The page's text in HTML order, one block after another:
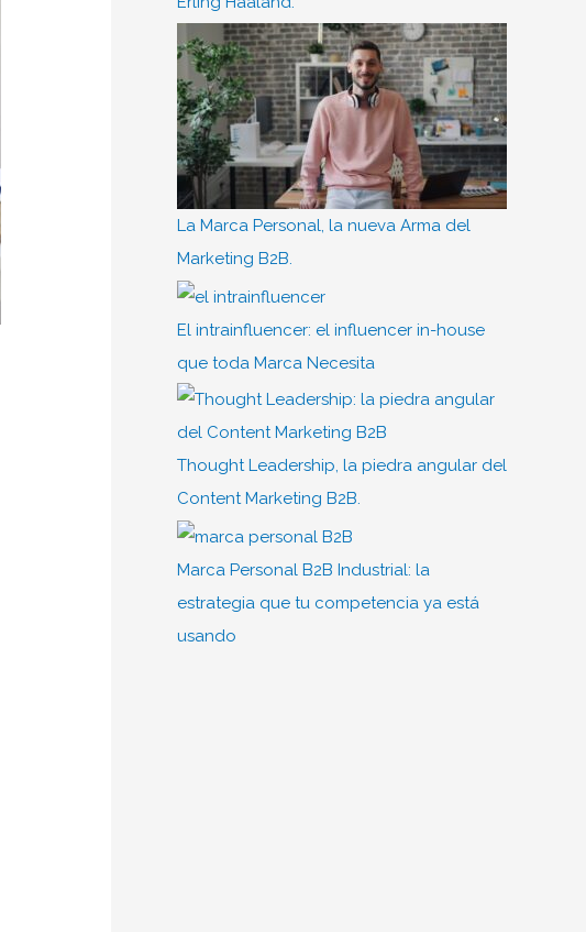
La Marca Personal, la nueva Arma del
Marketing B2B.
El intrainfluencer: el influencer in-house
que toda Marca Necesita
Thought Leadership, la piedra angular del
Content Marketing B2B.
Marca Personal B2B Industrial: la
estrategia que tu competencia ya está
usando